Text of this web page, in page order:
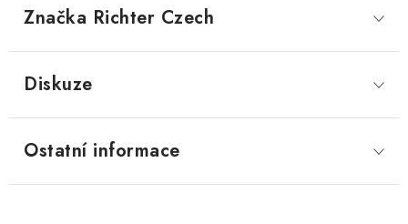
Značka Richter Czech
Diskuze
Ostatní informace